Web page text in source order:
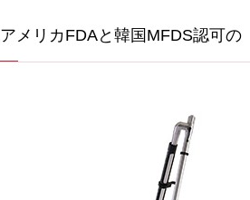
アメリカFDAと韓国MFDS認可の